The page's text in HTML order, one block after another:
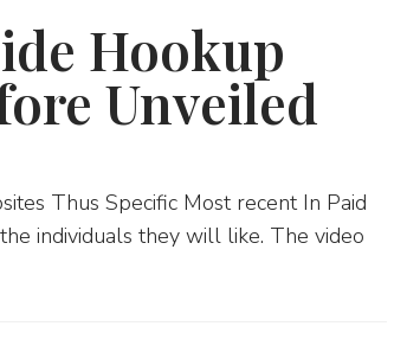
Hookup
Unveiled
Thus Specific Most recent In Paid
individuals they will like. The video